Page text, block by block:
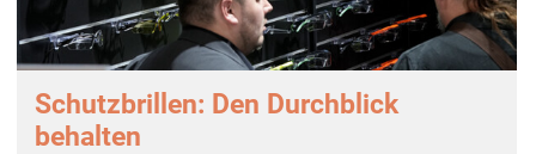
Schutzbrillen: Den Durchblick
behalten